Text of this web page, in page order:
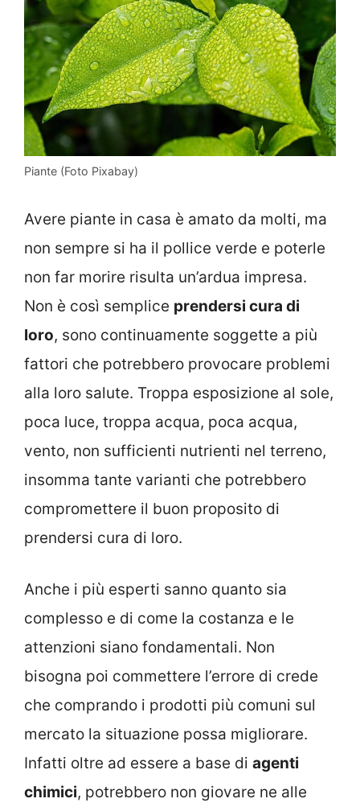
Piante (Foto Pixabay)
Avere piante in casa è amato da molti, ma
non sempre si ha il pollice verde e poterle
non far morire risulta un’ardua impresa.
Non è così semplice prendersi cura di
loro, sono continuamente soggette a più
fattori che potrebbero provocare problemi
alla loro salute. Troppa esposizione al sole,
poca luce, troppa acqua, poca acqua,
vento, non sufficienti nutrienti nel terreno,
insomma tante varianti che potrebbero
compromettere il buon proposito di
prendersi cura di loro.
Anche i più esperti sanno quanto sia
complesso e di come la costanza e le
attenzioni siano fondamentali. Non
bisogna poi commettere l’errore di crede
che comprando i prodotti più comuni sul
mercato la situazione possa migliorare.
Infatti oltre ad essere a base di agenti
chimici, potrebbero non giovare ne alle